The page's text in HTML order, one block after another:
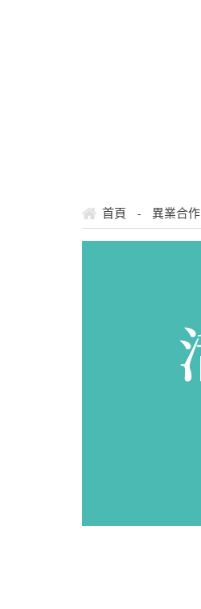
首頁 - 異業合作